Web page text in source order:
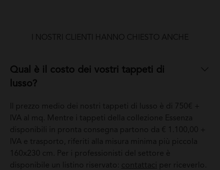
I NOSTRI CLIENTI HANNO CHIESTO ANCHE
Qual è il costo dei vostri tappeti di
lusso?
Il prezzo medio dei nostri tappeti di lusso è di 750€ +
IVA al mq. Mentre i tappeti della collezione Essenza
disponibili in pronta consegna partono da € 1.100,00 +
IVA e trasporto, riferiti alla misura minima più piccola
160x230 cm. Per i professionisti del settore è
disponibile un listino riservato: contattaci per riceverlo.